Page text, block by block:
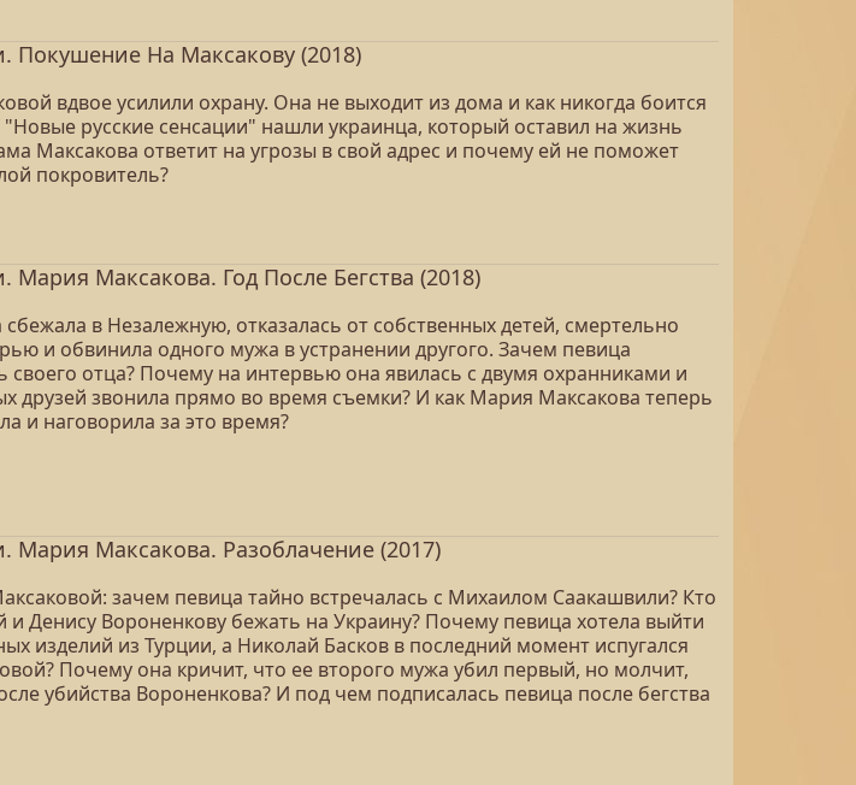
Покушение На Максакову (2018)
вдвое усилили охрану. Она не выходит из дома и как никогда боится
русские сенсации" нашли украинца, который оставил на жизнь
Максакова ответит на угрозы в свой адрес и почему ей не поможет
покровитель?
Мария Максакова. Год После Бегства (2018)
в Незалежную, отказалась от собственных детей, смертельно
и обвинила одного мужа в устранении другого. Зачем певица
своего отца? Почему на интервью она явилась с двумя охранниками и
друзей звонила прямо во время съемки? И как Мария Максакова теперь
и наговорила за это время?
Мария Максакова. Разоблачение (2017)
зачем певица тайно встречалась с Михаилом Саакашвили? Кто
Денису Вороненкову бежать на Украину? Почему певица хотела выйти
изделий из Турции, а Николай Басков в последний момент испугался
Почему она кричит, что ее второго мужа убил первый, но молчит,
убийства Вороненкова? И под чем подписалась певица после бегства